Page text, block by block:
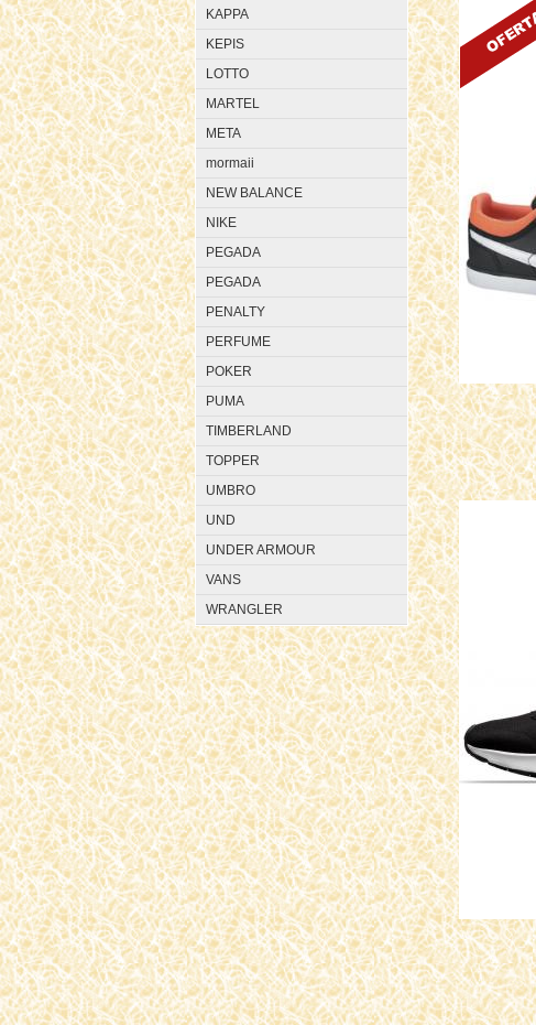
KAPPA
KEPIS
LOTTO
MARTEL
META
mormaii
NEW BALANCE
NIKE
PEGADA
PEGADA
PENALTY
PERFUME
POKER
PUMA
TIMBERLAND
TOPPER
UMBRO
UND
UNDER ARMOUR
VANS
WRANGLER